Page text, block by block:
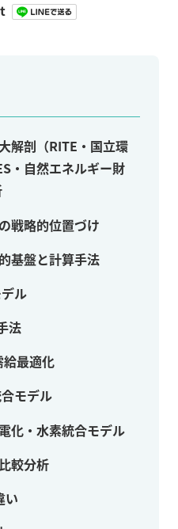
解剖（RITE・国立環
・自然エネルギー財
戦略的位置づけ
基盤と計算手法
ル
法
最適化
モデル
化・水素統合モデル
較分析
い